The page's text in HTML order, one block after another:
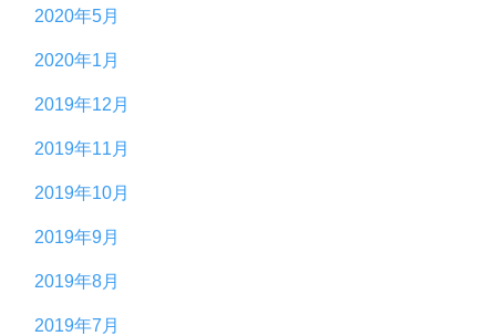
2020年5月
2020年1月
2019年12月
2019年11月
2019年10月
2019年9月
2019年8月
2019年7月